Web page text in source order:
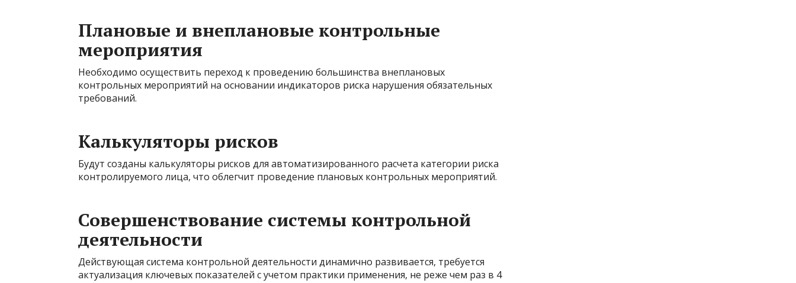
Плановые и внеплановые контрольные
мероприятия
Необходимо осуществить переход к проведению большинства внеплановых
контрольных мероприятий на основании индикаторов риска нарушения обязательных
требований.
Калькуляторы рисков
Будут созданы калькуляторы рисков для автоматизированного расчета категории риска
контролируемого лица, что облегчит проведение плановых контрольных мероприятий.
Совершенствование системы контрольной
деятельности
Действующая система контрольной деятельности динамично развивается, требуется
актуализация ключевых показателей с учетом практики применения, не реже чем раз в 4